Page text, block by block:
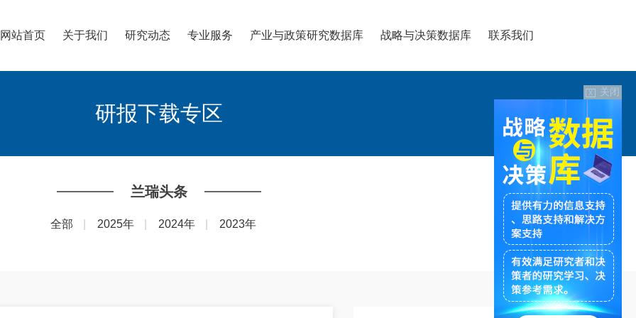
网站首页 关于我们 研究动态 专业服务 产业与政策研究数据库 战略与决策数据库 联系我们
研报下载专区
兰瑞头条
全部 2025年 2024年 2023年
X 关闭